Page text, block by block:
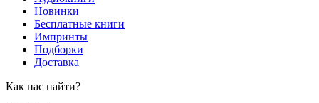
Новинки
Бесплатные книги
Импринты
Подборки
Доставка
Как нас найти?